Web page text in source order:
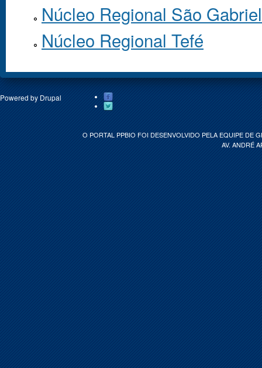
Núcleo Regional São
Núcleo Regional Tefé
Powered by Drupal
O PORTAL PPBIO FOI DESENVOLVIDO PELA EQUIPE DE
AV. ANDRÉ